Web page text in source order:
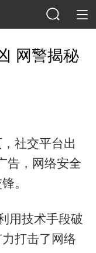
网警揭秘
社交平台出
告，网络安全
。
技术手段破
打击了网络